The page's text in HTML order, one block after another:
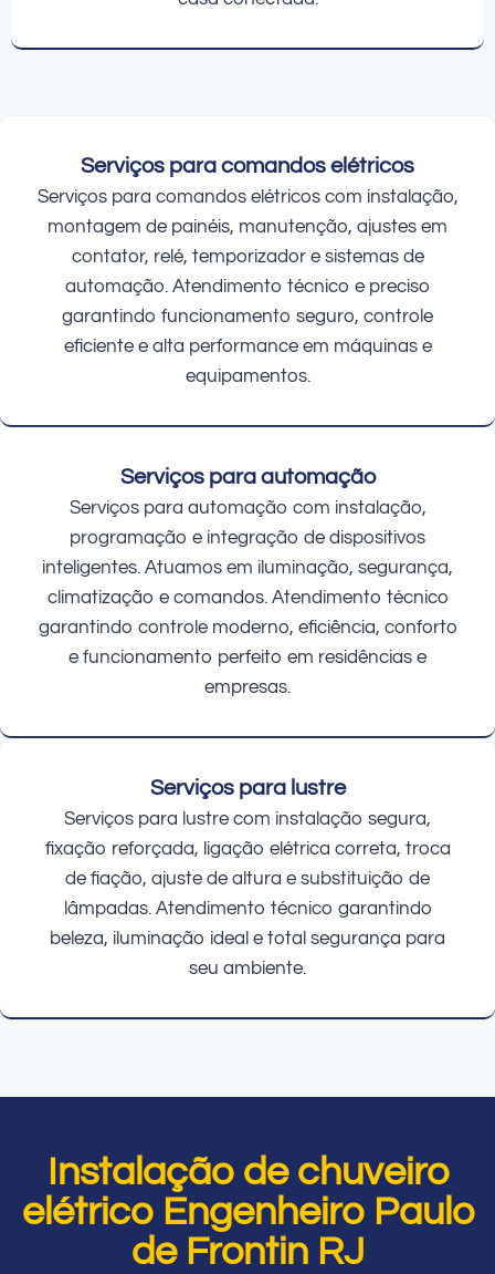
Serviços para comandos elétricos
Serviços para comandos elétricos com instalação,
montagem de painéis, manutenção, ajustes em
contator, relé, temporizador e sistemas de
automação. Atendimento técnico e preciso
garantindo funcionamento seguro, controle
eficiente e alta performance em máquinas e
equipamentos.
Serviços para automação
Serviços para automação com instalação,
programação e integração de dispositivos
inteligentes. Atuamos em iluminação, segurança,
climatização e comandos. Atendimento técnico
garantindo controle moderno, eficiência, conforto
e funcionamento perfeito em residências e
empresas.
Serviços para lustre
Serviços para lustre com instalação segura,
fixação reforçada, ligação elétrica correta, troca
de fiação, ajuste de altura e substituição de
lâmpadas. Atendimento técnico garantindo
beleza, iluminação ideal e total segurança para
seu ambiente.
Instalação de chuveiro
elétrico Engenheiro Paulo
de Frontin RJ